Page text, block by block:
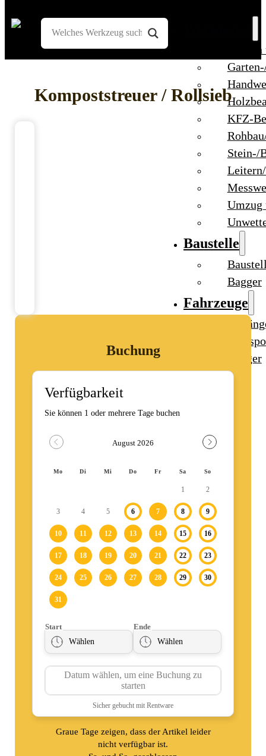
KFZ-
Stein-/
Umzug
Baustelle
Bagger
Fahrzeuge
Bagger
Ratgeber
Kompoststreuer / Rollsieb
Buchung
Graue Tage zeigen, dass der Artikel leider
nicht verfügbar ist.